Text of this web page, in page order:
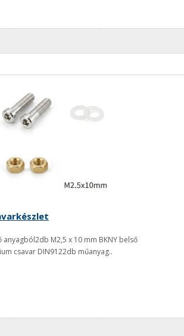
anyagból2db M2,5 x 10 mm BKNY belső
csavar DIN9122db műanyag..